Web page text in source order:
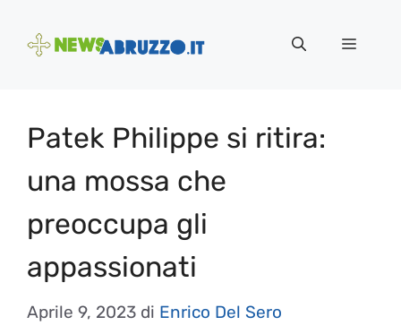
Menu
Patek Philippe si ritira:
una mossa che
preoccupa gli
appassionati
Aprile 9, 2023 di Enrico Del Sero